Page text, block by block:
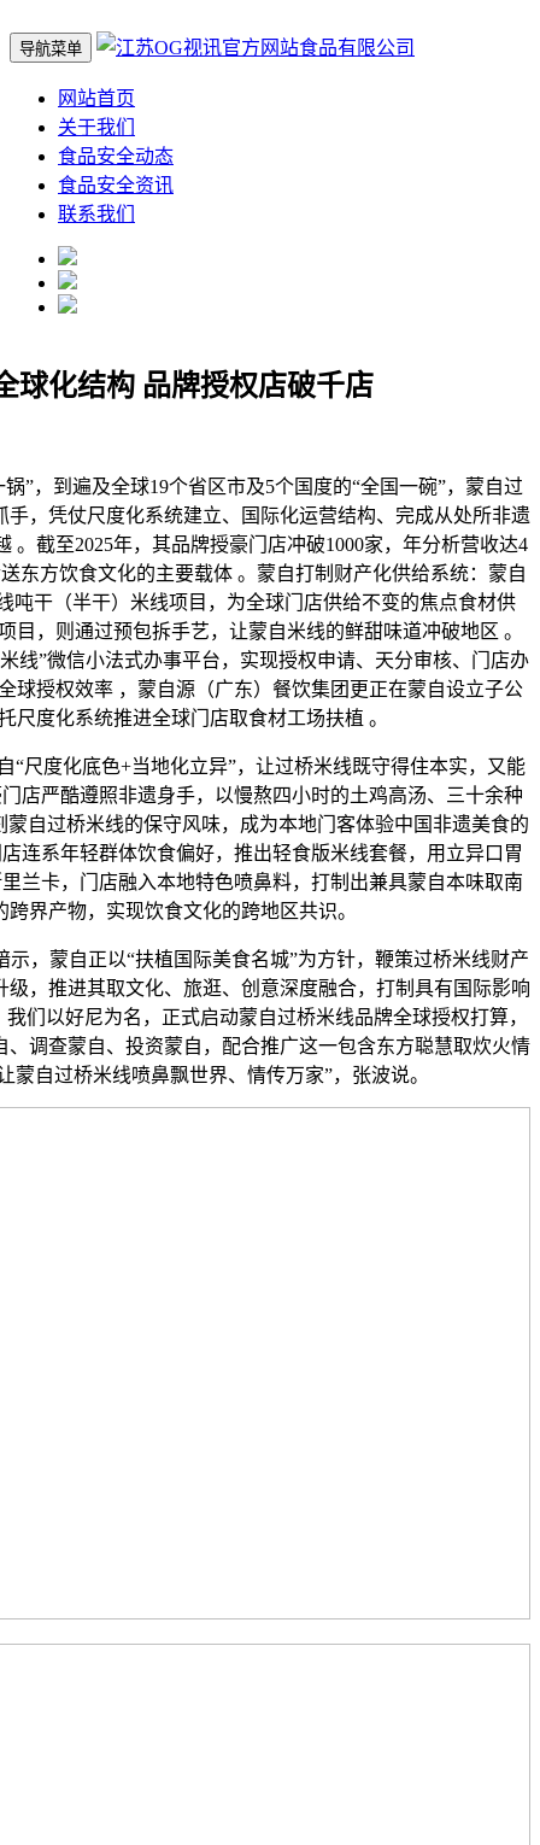
导航菜单
网站首页
关于我们
食品安全动态
食品安全资讯
联系我们
球化结构 品牌授权店破千店
到遍及全球19个省区市及5个国度的“全国一碗”，蒙自过
手，凭仗尺度化系统建立、国际化运营结构、完成从处所非遗
。截至2025年，其品牌授豪门店冲破1000家，年分析营收达4
东方饮食文化的主要载体 。蒙自打制财产化供给系统：蒙自
吨干（半干）米线项目，为全球门店供给不变的焦点食材供
目，则通过预包拆手艺，让蒙自米线的鲜甜味道冲破地区 。
线”微信小法式办事平台，实现授权申请、天分审核、门店办
球授权效率 ，蒙自源（广东）餐饮集团更正在蒙自设立子公
尺度化系统推进全球门店取食材工场扶植 。
度化底色+当地化立异”，让过桥米线既守得住本实，又能
店严酷遵照非遗身手，以慢熬四小时的土鸡高汤、三十余种
蒙自过桥米线的保守风味，成为本地门客体验中国非遗美食的
连系年轻群体饮食偏好，推出轻食版米线套餐，用立异口胃
兰卡，门店融入本地特色喷鼻料，打制出兼具蒙自本味取南
跨界产物，实现饮食文化的跨地区共识。
蒙自正以“扶植国际美食名城”为方针，鞭策过桥米线财产
级，推进其取文化、旅逛、创意深度融合，打制具有国际影响
们以好尼为名，正式启动蒙自过桥米线品牌全球授权打算，
、调查蒙自、投资蒙自，配合推广这一包含东方聪慧取炊火情
蒙自过桥米线喷鼻飘世界、情传万家”，张波说。